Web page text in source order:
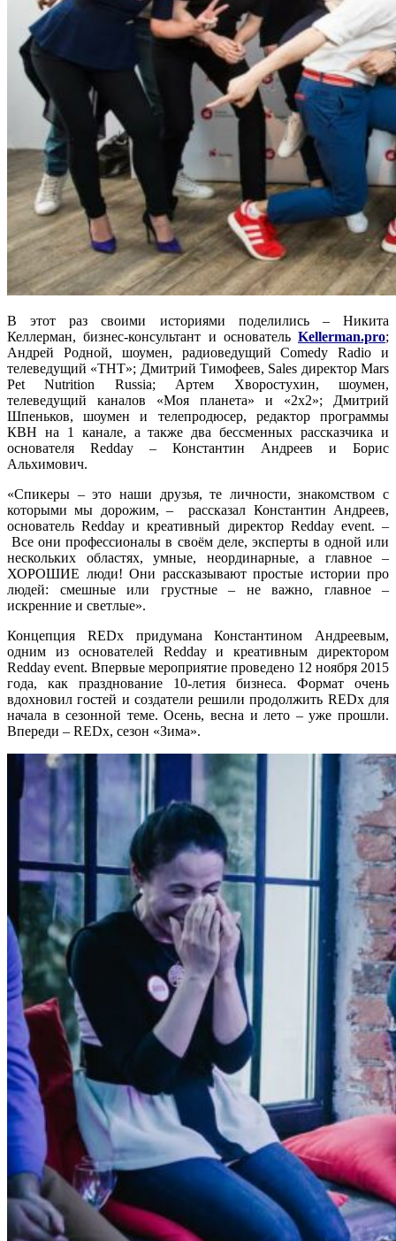
В этот раз своими историями поделились – Никита
Келлерман, бизнес-консультант и основатель Kellerman.pro;
Андрей Родной, шоумен, радиоведущий Comedy Radio и
телеведущий «ТНТ»; Дмитрий Тимофеев, Sales директор Mars
Pet Nutrition Russia; Артем Хворостухин, шоумен,
телеведущий каналов «Моя планета» и «2х2»; Дмитрий
Шпеньков, шоумен и телепродюсер, редактор программы
КВН на 1 канале, а также два бессменных рассказчика и
основателя Redday – Константин Андреев и Борис
Альхимович.
«Спикеры – это наши друзья, те личности, знакомством с
которыми мы дорожим, – рассказал Константин Андреев,
основатель Redday и креативный директор Redday event. –
Все они профессионалы в своём деле, эксперты в одной или
нескольких областях, умные, неординарные, а главное –
ХОРОШИЕ люди! Они рассказывают простые истории про
людей: смешные или грустные – не важно, главное –
искренние и светлые».
Концепция REDx придумана Константином Андреевым,
одним из основателей Redday и креативным директором
Redday event. Впервые мероприятие проведено 12 ноября 2015
года, как празднование 10-летия бизнеса. Формат очень
вдохновил гостей и создатели решили продолжить REDx для
начала в сезонной теме. Осень, весна и лето – уже прошли.
Впереди – REDx, сезон «Зима».